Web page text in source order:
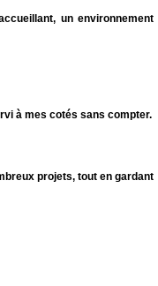
un environnement
à mes cotés sans compter.
projets, tout en gardant